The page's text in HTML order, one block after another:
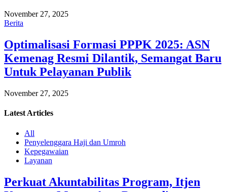
November 27, 2025
Berita
Optimalisasi Formasi PPPK 2025: ASN
Kemenag Resmi Dilantik, Semangat Baru
Untuk Pelayanan Publik
November 27, 2025
Latest Articles
All
Penyelenggara Haji dan Umroh
Kepegawaian
Layanan
Perkuat Akuntabilitas Program, Itjen